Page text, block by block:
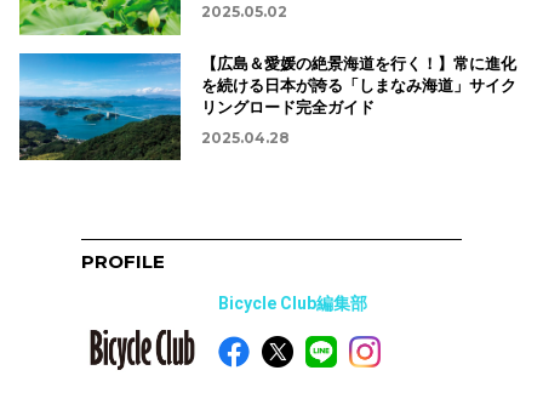
2025.05.02
【広島＆愛媛の絶景海道を行く！】常に進化
を続ける日本が誇る「しまなみ海道」サイク
リングロード完全ガイド
2025.04.28
PROFILE
Bicycle Club編集部